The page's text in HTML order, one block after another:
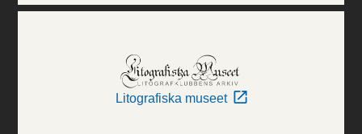
Litografiska museet